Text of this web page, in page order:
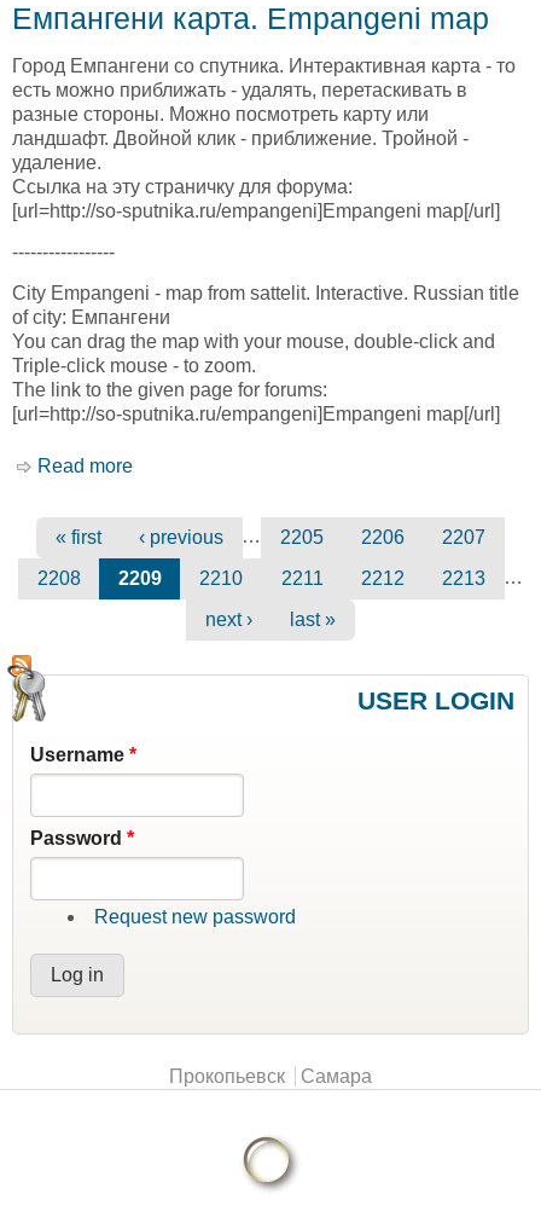
Емпангени карта. Empangeni map
Город Емпангени со спутника. Интерактивная карта - то
есть можно приближать - удалять, перетаскивать в
разные стороны. Можно посмотреть карту или
ландшафт. Двойной клик - приближение. Тройной -
удаление.
Ссылка на эту страничку для форума:
[url=http://so-sputnika.ru/empangeni]Empangeni map[/url]
-----------------
City Empangeni - map from sattelit. Interactive. Russian title
of city: Емпангени
You can drag the map with your mouse, double-click and
Triple-click mouse - to zoom.
The link to the given page for forums:
[url=http://so-sputnika.ru/empangeni]Empangeni map[/url]
Read more
Pages
« first ‹ previous … 2205 2206
2207
2208
2209 2210 2211 2212 2213 …
next › last »
USER LOGIN
Username*
Password*
Request new password
Прокопьевск Самара